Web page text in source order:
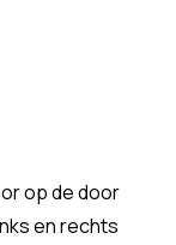
op de door
en rechts